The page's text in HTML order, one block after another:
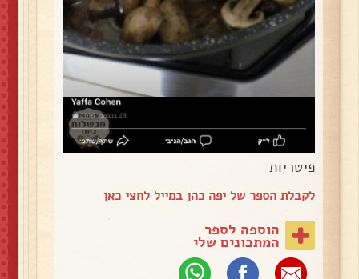
פיטריות
לקבלת הספר של יפה כהן במייללחצי כאן
הוספה לספר
המתכונים שלי